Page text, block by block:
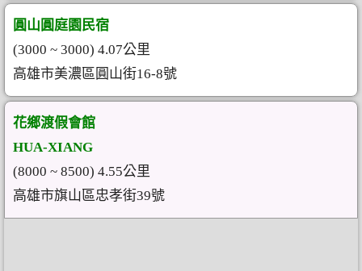
圓山圓庭園民宿
(3000 ~ 3000) 4.07公里
高雄市美濃區圓山街16-8號
花鄉渡假會館
HUA-XIANG
(8000 ~ 8500) 4.55公里
高雄市旗山區忠孝街39號